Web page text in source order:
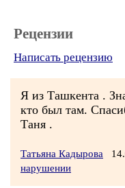
Рецензии
Написать рецензию
Я из Ташкента .
кто был там.
Таня .
Татьяна Кадырова
нарушении